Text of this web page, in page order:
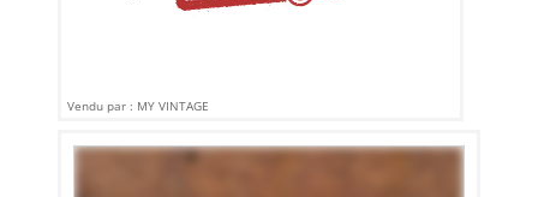
Vendu par : MY VINTAGE